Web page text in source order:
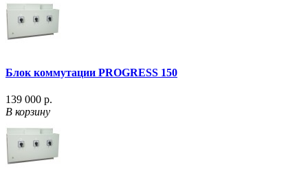
Блок коммутации PROGRESS 150
139 000 р.
В корзину